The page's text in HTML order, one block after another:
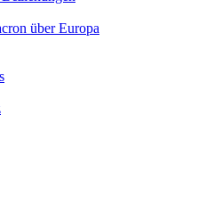
über Europa